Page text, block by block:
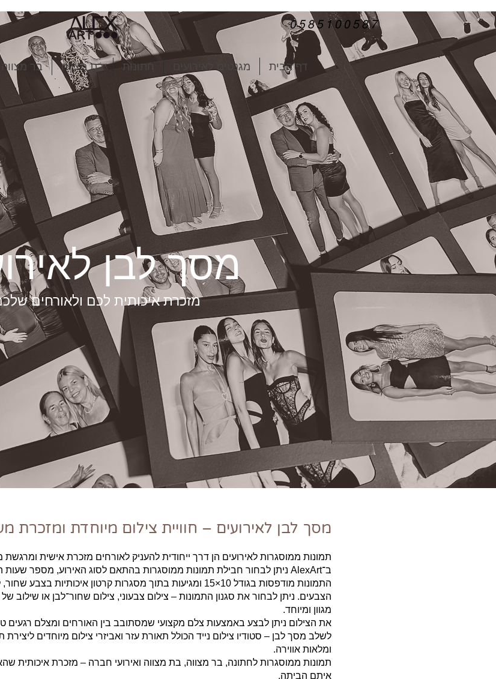
0585100587
דף הבית מגנטים לאירועים חתונות בת מצווה בר מצווה
מסך לבן
מזכרת איכותית לכם ולאורחים
מסך לבן לאירועים – חוויית צילום מיוחדת ומזכרת
תמונות ממוסגרות לאירועים הן דרך ייחודית להעניק לאורחים מזכרת אישית
ב־AlexArt ניתן לבחור חבילת תמונות ממוסגרות בהתאם לסוג האירוע, מספר שעות הצילום וכמות האורחים.
התמונות מודפסות בגודל 10×15 ומגיעות בתוך מסגרות קרטון איכותיות
הצבעים. ניתן לבחור את סגנון התמונות – צילום צבעוני, צילום שחור־לבן או שילוב
מגוון ומיוחד.
את הצילום ניתן לבצע באמצעות צלם מקצועי שמסתובב בין האורחים ומצלם רגעים
לשלב מסך לבן – סטודיו צילום נייד הכולל תאורת עזר ואביזרי צילום מיוחדים ליצירת
ומלאות אווירה.
תמונות ממוסגרות לחתונה, בר מצווה, בת מצווה ואירועי חברה – מזכרת איכותית
איתם הביתה.